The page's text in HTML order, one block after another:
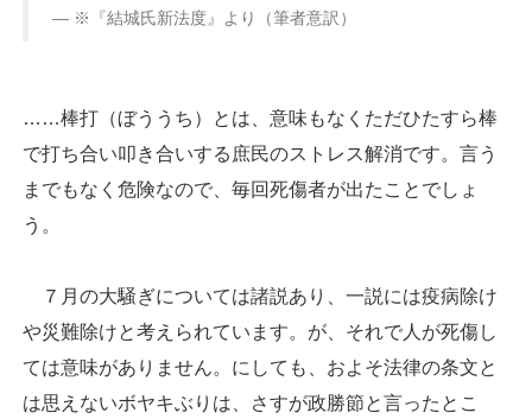
※『結城氏新法度』より（筆者意訳）
……棒打（ぼううち）とは、意味もなくただひたすら棒
で打ち合い叩き合いする庶民のストレス解消です。言う
までもなく危険なので、毎回死傷者が出たことでしょ
う。
７月の大騒ぎについては諸説あり、一説には疫病除け
や災難除けと考えられています。が、それで人が死傷し
ては意味がありません。にしても、およそ法律の条文と
は思えないボヤキぶりは、さすが政勝節と言ったとこ